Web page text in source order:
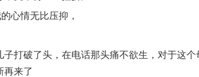
心情无比压抑，
子打破了头，在电话那头痛不欲生，对于这
再来了